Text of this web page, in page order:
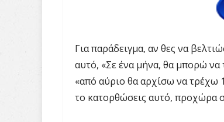
Για παράδειγμα, αν θες να
αυτό, «Σε ένα μήνα, θα μπορώ να
«από αύριο θα αρχίσω να τρέχω
το κατορθώσεις αυτό, προχώρα